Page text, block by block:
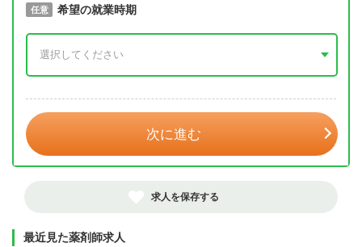
必須 取得予定年
任意 希望の就業時期
次に進む
求人を保存する
最近見た薬剤師求人